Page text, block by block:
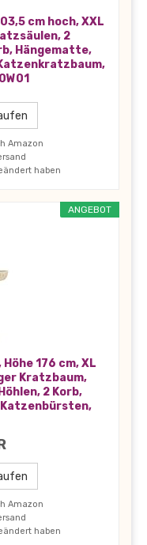
cm hoch, XXL
2
Hängematte,
Amazon
haben
ANGEBOT
176 cm, XL
Kratzbaum,
2 Korb,
Amazon
haben